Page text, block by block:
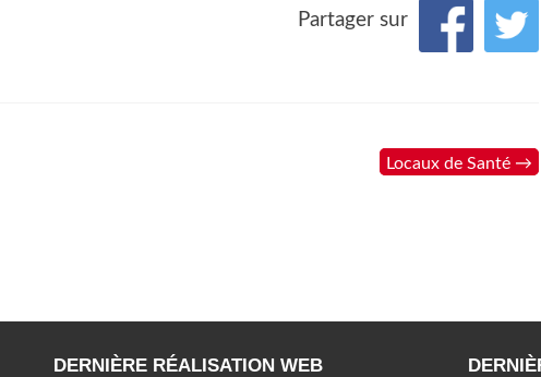
Partager sur
Locaux de Santé →
DERNIÈRE RÉALISATION WEB